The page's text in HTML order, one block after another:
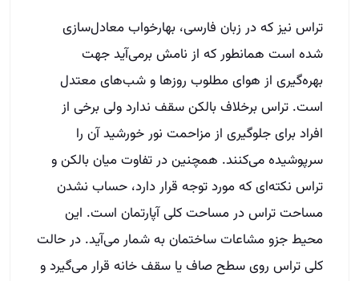
تراس نیز که در زبان فارسی، بهار‌خواب معادل‌سازی
شده است همانطور که از نامش بر‌می‌آید جهت
بهره‌گیری از هوای مطلوب روزها و شب‌های معتدل
است. تراس برخلاف بالکن سقف ندارد ولی برخی از
افراد برای جلوگیری از مزاحمت نور خورشید آن را
سرپوشیده می‌کنند. همچنین در تفاوت میان بالکن و
تراس نکته‌ای که مورد توجه قرار دارد، حساب نشدن
مساحت تراس در مساحت کلی آپارتمان است. این
محیط جزو مشاعات ساختمان به شمار می‌آید. در حالت
کلی تراس روی سطح صاف یا سقف خانه قرار می‌گیرد و